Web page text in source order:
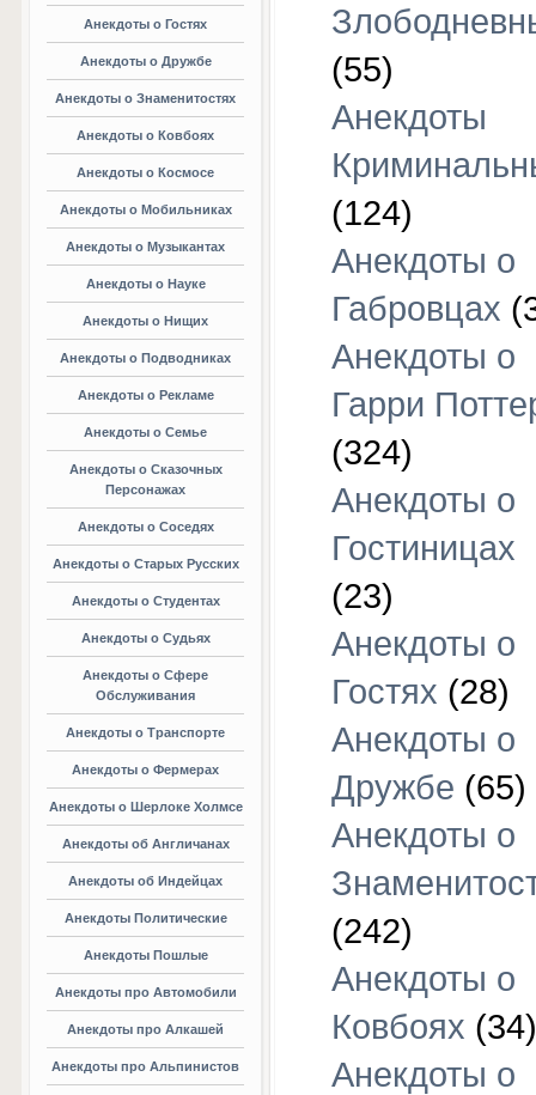
Анекдоты о Гостях
Анекдоты о Дружбе
Анекдоты о Знаменитостях
Анекдоты о Ковбоях
Анекдоты о Космосе
Анекдоты о Мобильниках
Анекдоты о Музыкантах
Анекдоты о Науке
Анекдоты о Нищих
Анекдоты о Подводниках
Анекдоты о Рекламе
Анекдоты о Семье
Анекдоты о Сказочных
Персонажах
Анекдоты о Соседях
Анекдоты о Старых Русских
Анекдоты о Студентах
Анекдоты о Судьях
Анекдоты о Сфере
Обслуживания
Анекдоты о Транспорте
Анекдоты о Фермерах
Анекдоты о Шерлоке Холмсе
Анекдоты об Англичанах
Анекдоты об Индейцах
Анекдоты Политические
Анекдоты Пошлые
Анекдоты про Автомобили
Анекдоты про Алкашей
Анекдоты про Альпинистов
(55)
Анекдоты
(124)
Анекдоты о
Габровцах
Анекдоты о
Гарри
(324)
Анекдоты о
Гостиницах
(23)
Анекдоты о
Гостях (28)
Анекдоты о
Дружбе (65)
Анекдоты о
(242)
Анекдоты о
Ковбоях (34)
Анекдоты о